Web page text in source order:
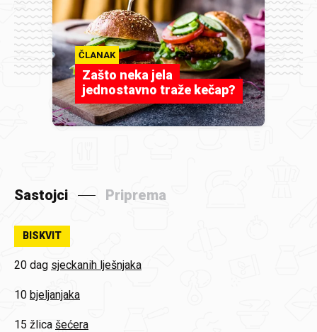
ČLANAK
Zašto neka jela
jednostavno traže kečap?
Sastojci Priprema
BISKVIT
20 dag sjeckanih lješnjaka
10 bjeljanjaka
15 žlica šećera